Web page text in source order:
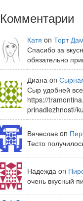
Комментарии
Катя on Торт
Спасибо за
обязательно
Диана on
Сыр удобней
https://
prinadlezhnosti/
Вячеслав on
Тесто
Надежда on
очень вкусный